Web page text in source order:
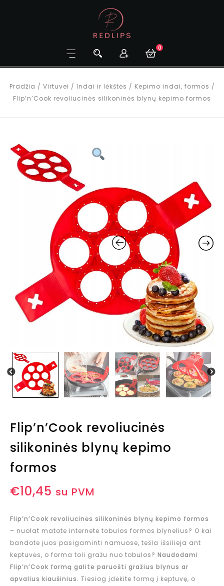
0
Pradžia / Virtuvei / Indai ir lėkštės / Kepimo indai, formos /
Flip’n’Cook revoliucinės silikoninės blynų kepimo formos
Flip’n’Cook revoliucinės
silikoninės blynų kepimo
formos
€10,45 su PVM
Flip’n’Cook revoliucinės silikoninės blynų kepimo formos
– nuolat matote internete tobulos formos blynelius? O kai
bandote juos pasigaminti namuose, tešla išsilieja ant
keptuvės, o forma toli gražu nuo tobulos? Naudodami
Flip’n’Cook formą galite paruošti gražius blynus ar
apvalius kiaušinius. Tiesiog įdėkite formą į keptuvę, o